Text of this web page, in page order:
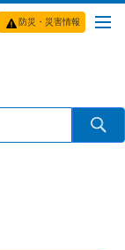
防災・災害情報